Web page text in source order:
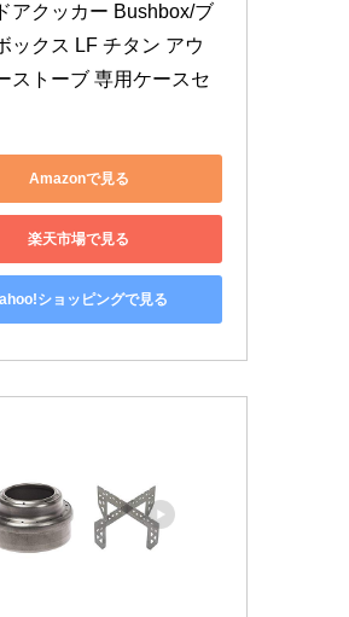
アクッカー Bushbox/ブ
ックス LF チタン アウ
ストーブ 専用ケースセ
Amazonで見る
楽天市場で見る
ショッピングで見る